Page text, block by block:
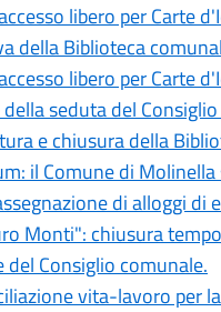
libero per Carte
della Biblioteca
libero per Carte
seduta del
e chiusura della
il Comune di
di alloggi di
Monti": chiusura
del Consiglio comunale.
vita-lavoro per